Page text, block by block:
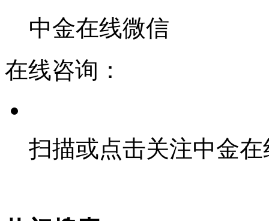
中金在线微信
在线咨询：
扫描或点击关注中金